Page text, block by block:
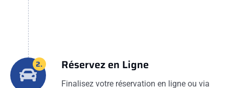
2. Réservez en Ligne
Finalisez votre réservation en ligne ou via